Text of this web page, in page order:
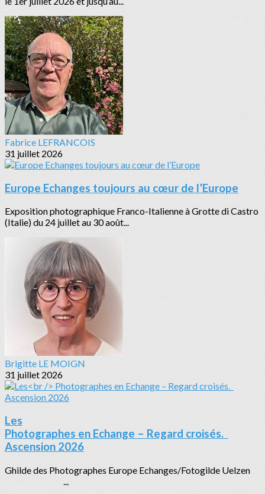
Fabrice LEFRANCOIS
31 juillet 2026
Europe Echanges toujours au cœur de l’Europe
Exposition photographique Franco-Italienne à Grotte di Castro
(Italie) du 24 juillet au 30 août...
Brigitte LE MOIGN
31 juillet 2026
Les
Photographes en Echange – Regard croisés.
Ascension 2026
Ghilde des Photographes Europe Echanges/Fotogilde Uelzen